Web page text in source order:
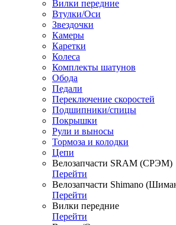
Вилки передние
Втулки/Оси
Звездочки
Камеры
Каретки
Колеса
Комплекты шатунов
Обода
Педали
Переключение скоростей
Подшипники/спицы
Покрышки
Рули и выносы
Тормоза и колодки
Цепи
Велозапчасти SRAM (СРЭМ)
Перейти
Велозапчасти Shimano
Перейти
Вилки передние
Перейти